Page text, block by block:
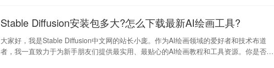
Stable Diffusion安装包多大?怎么下载最新AI绘画工具?
大家好，我是Stable Diffusion中文网的站长小庞。作为AI绘画领域的爱好者和技术布道
者，我一直致力于为新手朋友们提供最实用、最贴心的AI绘画教程和工具资源。你是否也